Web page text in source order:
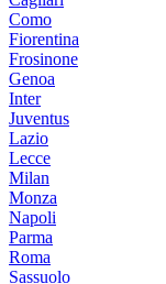
Como
Fiorentina
Frosinone
Genoa
Inter
Juventus
Lazio
Lecce
Milan
Monza
Napoli
Parma
Roma
Sassuolo